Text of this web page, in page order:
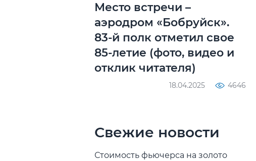
Место встречи –
аэродром «Бобруйск».
83-й полк отметил свое
85-летие (фото, видео и
отклик читателя)
18.04.2025 4646
Свежие новости
Стоимость фьючерса на золото